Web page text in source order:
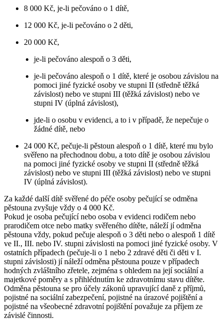
8 000 Kč, je-li pečováno o 1 dítě,
12 000 Kč, je-li pečováno o 2 děti,
20 000 Kč,
je-li pečováno alespoň o 3 děti,
je-li pečováno alespoň o 1 dítě, které je osobou závislou na
pomoci jiné fyzické osoby ve stupni II (středně těžká
závislost) nebo ve stupni III (těžká závislost) nebo ve
stupni IV (úplná závislost),
jde-li o osobu v evidenci, a to i v případě, že nepečuje o
žádné dítě, nebo
24 000 Kč, pečuje-li pěstoun alespoň o 1 dítě, které mu bylo
svěřeno na přechodnou dobu, a toto dítě je osobou závislou
na pomoci jiné fyzické osoby ve stupni II (středně těžká
závislost) nebo ve stupni III (těžká závislost) nebo ve stupni
IV (úplná závislost).
Za každé další dítě svěřené do péče osoby pečující se odměna
pěstouna zvyšuje vždy o 4 000 Kč.
Pokud je osoba pečující nebo osoba v evidenci rodičem nebo
prarodičem otce nebo matky svěřeného dítěte, náleží jí odměna
pěstouna vždy, pokud pečuje alespoň o 3 děti nebo o alespoň 1 dítě
ve II., III. nebo IV. stupni závislosti na pomoci jiné fyzické osoby. V
ostatních případech (pečuje-li o 1 nebo 2 zdravé děti či děti v I.
stupni závislosti) jí náleží odměna pěstouna pouze v případech
hodných zvláštního zřetele, zejména s ohledem na její sociální a
majetkové poměry a s přihlédnutím ke zdravotnímu stavu dítěte.
Odměna pěstouna se pro účely zákonů upravující daně z příjmů,
pojistné na sociální zabezpečení, pojistné na úrazové pojištění a
pojistné na všeobecné zdravotní pojištění považuje za příjem ze
závislé činnosti.